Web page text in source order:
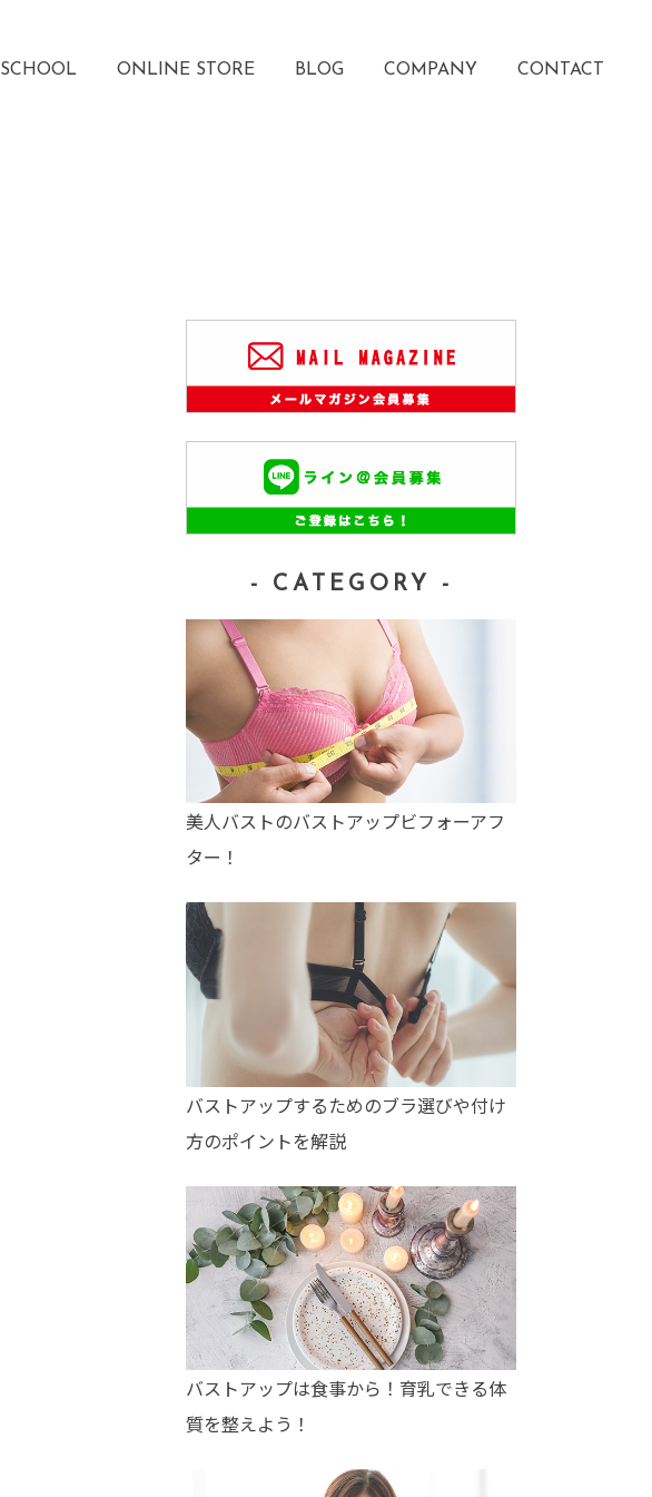
SCHOOL ONLINE STORE BLOG COMPANY CONTACT
- CATEGORY -
美人バストのバストアップビフォーアフ
ター！
バストアップするためのブラ選びや付け
方のポイントを解説
バストアップは食事から！育乳できる体
質を整えよう！